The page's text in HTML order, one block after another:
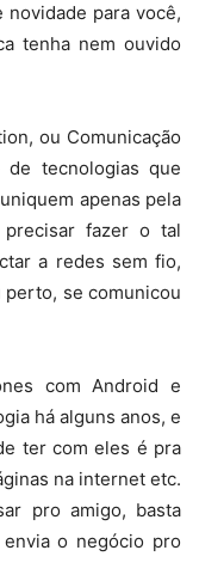
para você,
tenha nem ouvido
ou Comunicação
tecnologias que
apenas pela
fazer o tal
a redes sem fio,
perto, se comunicou
com Android e
há alguns anos, e
ter com eles é pra
na internet etc.
pro amigo, basta
o negócio pro